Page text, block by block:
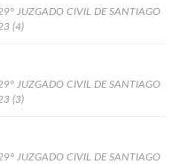
JUZGADO CIVIL DE SANTIAGO
(4)
JUZGADO CIVIL DE SANTIAGO
(3)
JUZGADO CIVIL DE SANTIAGO